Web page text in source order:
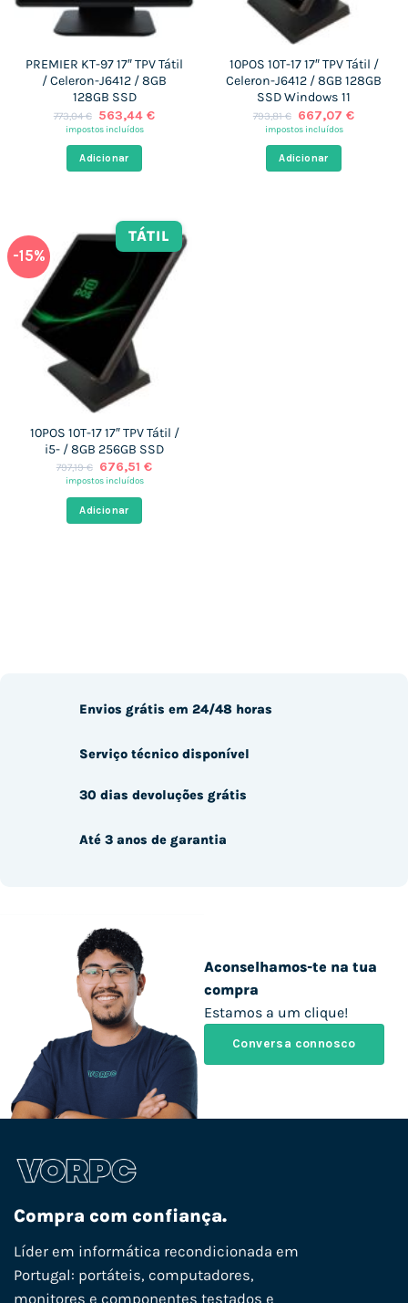
PREMIER KT-97 17″ TPV Tátil
/ Celeron-J6412 / 8GB
128GB SSD
773,04€ O
preço
era:
773,04 €.
563,44€O
impostos incluídos
Adicionar
10POS 10T-17 17″ TPV Tátil /
Celeron-J6412 / 8GB 128GB
SSD Windows 11
793,81€ O
preço
era:
793,81 €.
667,07€O
impostos incluídos
Adicionar
-15%
TÁTIL
10POS 10T-17 17″ TPV Tátil /
i5- / 8GB 256GB SSD
797,19€ O
preço
era:
797,19 €.
676,51€O
impostos incluídos
Adicionar
Aconselhamos-te na tua
compra
Estamos a um clique!
Conversa connosco
Envios grátis em 24/48 horas
Serviço técnico disponível
30 dias devoluções grátis
Até 3 anos de garantia
Compra com confiança.
Líder em informática recondicionada em
Portugal: portáteis, computadores,
monitores e componentes testados e